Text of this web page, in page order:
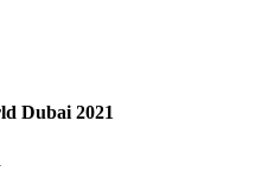
Dubai 2021